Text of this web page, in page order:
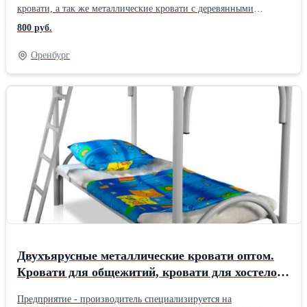
кровати, а так же металлические кровати с деревянными
спинками, которые используются в различных общественных
организациях: для больницы, санатория, для военных казарм
(армейские кровати), для строителей, рабочих, вагончиков,
времянок, ремонтных бригад, для базы отдыха, пансионата,
детского лагеря, студентов, общежитий, бюджетных гостиниц.
Металлические кровати сочетают в себе очень многие
положительные качества: максимально надежны, удобны в
транспортировке и устойчивы к нагрузкам. Работаем с доставкой
по всей России, Белоруссии, Казахстан. +7 926 786 44 45
Людмила +7 926 875 47 01
800 руб.
Оренбург
Двухъярусные металлические кровати оптом.
Кровати для общежитий, кровати для хостелов,
Предприятие - производитель специализируется на